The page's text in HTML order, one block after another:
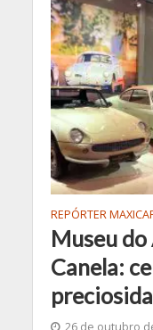
REPÓRTER
Museu
Canela:
26 de outubro